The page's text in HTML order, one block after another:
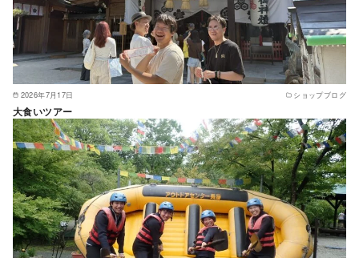
2026年7月17日 ショップブログ
大食いツアー